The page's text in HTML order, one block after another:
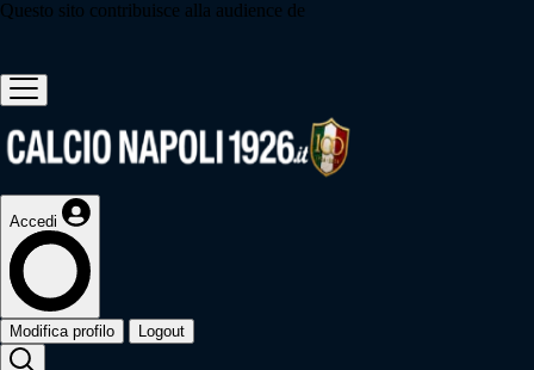
Questo sito contribuisce alla audience de
Accedi
Modifica profilo Logout